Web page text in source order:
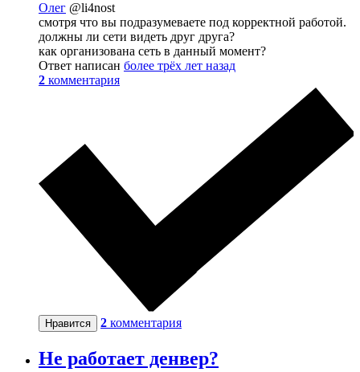
Олег @li4nost
смотря что вы подразумеваете под корректной работой.
должны ли сети видеть друг друга?
как организована сеть в данный момент?
Ответ написан более трёх лет назад
2 комментария
Нравится 2 комментария
Не работает денвер?